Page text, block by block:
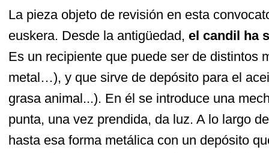
La pieza objeto de revisión en esta
euskera. Desde la antigüedad, el candil ha
Es un recipiente que puede ser de distintos
metal…), y que sirve de depósito para el
grasa animal...). En él se introduce una
punta, una vez prendida, da luz. A lo largo
hasta esa forma metálica con un depósito